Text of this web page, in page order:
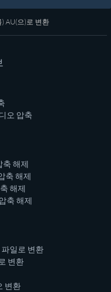
AU(으)로 변환
오 압축
축 해제
축 해제
해제
축 해제
일로 변환
변환
변환